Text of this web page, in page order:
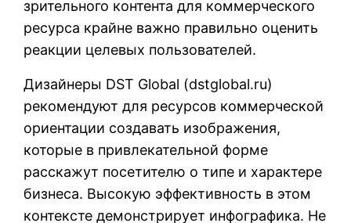
зрительного контента для коммерческого
ресурса крайне важно правильно оценить
реакции целевых пользователей.
Дизайнеры DST Global (dstglobal.ru)
рекомендуют для ресурсов коммерческой
ориентации создавать изображения,
которые в привлекательной форме
расскажут посетителю о типе и характере
бизнеса. Высокую эффективность в этом
контексте демонстрирует инфографика. Не